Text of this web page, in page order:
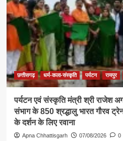
छत्तीसगढ़ धर्म-कला-संस्कृति पर्यटन रायपुर
पर्यटन एवं संस्कृति मंत्री श्री राजेश
संभाग के 850 श्रद्धालु भारत गौरव
के दर्शन के लिए रवाना
Apna Chhattisgarh 07/08/2026 0